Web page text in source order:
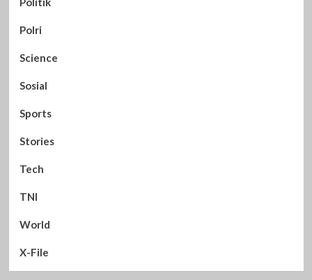
Polri
Science
Sosial
Sports
Stories
Tech
TNI
World
X-File